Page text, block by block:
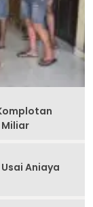
Miliar
Aniaya